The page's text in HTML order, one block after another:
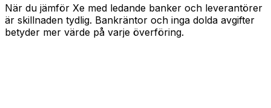
När du jämför Xe med ledande banker och leverantörer
är skillnaden tydlig. Bankräntor och inga dolda avgifter
betyder mer värde på varje överföring.